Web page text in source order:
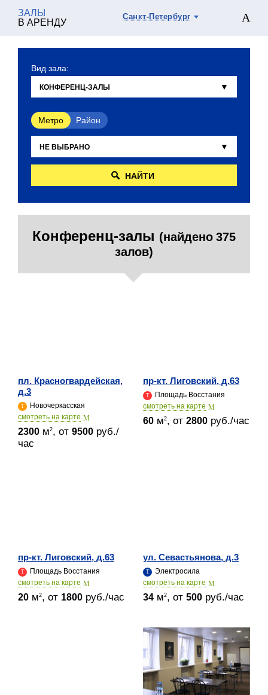
ЗАЛЫ
В АРЕНДУ
Санкт-Петербург
Вид зала:
Метро Район
НАЙТИ
Конференц-залы (найдено 375
залов)
пл. Красногвардейская,
д.3
Новочеркасская
cмотреть на карте
2300 м2, от 9500 руб./
час
пр-кт. Лиговский, д.63
Площадь Восстания
cмотреть на карте
60 м2, от 2800 руб./час
пр-кт. Лиговский, д.63
Площадь Восстания
cмотреть на карте
20 м2, от 1800 руб./час
ул. Севастьянова, д.3
Электросила
cмотреть на карте
34 м2, от 500 руб./час